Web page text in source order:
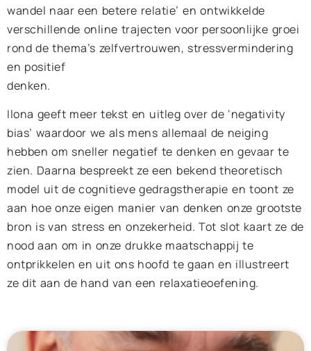
wandel naar een betere relatie’ en ontwikkelde
verschillende online trajecten voor persoonlijke groei
rond de thema’s zelfvertrouwen, stressvermindering
en positief
denken.
Ilona geeft meer tekst en uitleg over de ‘negativity
bias’ waardoor we als mens allemaal de neiging
hebben om sneller negatief te denken en gevaar te
zien. Daarna bespreekt ze een bekend theoretisch
model uit de cognitieve gedragstherapie en toont ze
aan hoe onze eigen manier van denken onze grootste
bron is van stress en onzekerheid. Tot slot kaart ze de
nood aan om in onze drukke maatschappij te
ontprikkelen en uit ons hoofd te gaan en illustreert
ze dit aan de hand van een relaxatieoefening.